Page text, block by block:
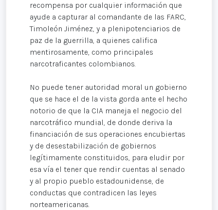
recompensa por cualquier información que
ayude a capturar al comandante de las FARC,
Timoleón Jiménez, y a plenipotenciarios de
paz de la guerrilla, a quienes califica
mentirosamente, como principales
narcotraficantes colombianos.
No puede tener autoridad moral un gobierno
que se hace el de la vista gorda ante el hecho
notorio de que la CIA maneja el negocio del
narcotráfico mundial, de donde deriva la
financiación de sus operaciones encubiertas
y de desestabilización de gobiernos
legítimamente constituidos, para eludir por
esa vía el tener que rendir cuentas al senado
y al propio pueblo estadounidense, de
conductas que contradicen las leyes
norteamericanas.